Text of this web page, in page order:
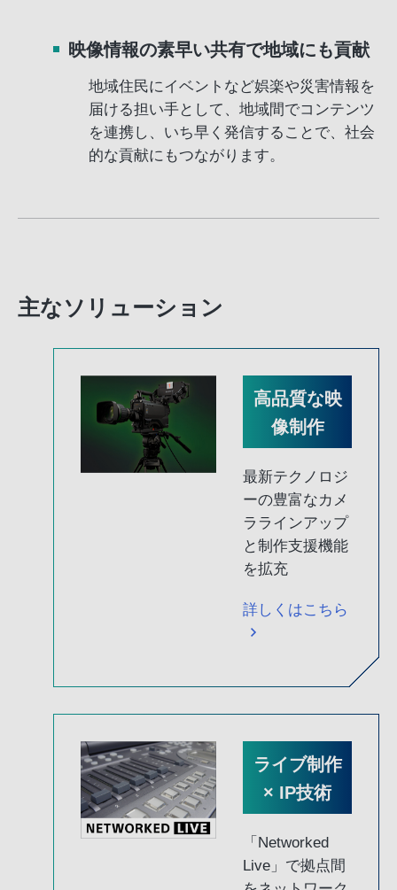
映像情報の素早い共有で地域にも貢献
地域住民にイベントなど娯楽や災害情報を
届ける担い手として、地域間でコンテンツ
を連携し、いち早く発信することで、社会
的な貢献にもつながります。
主なソリューション
高品質な映
像制作
最新テクノロジ
ーの豊富なカメ
ララインアップ
と制作支援機能
を拡充
詳しくはこちら
ライブ制作
× IP技術
「Networked
Live」で拠点間